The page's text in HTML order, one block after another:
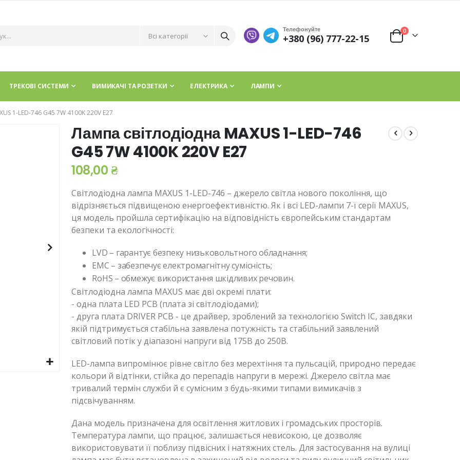
Телефонуйте
+380 (96) 777-22-15 Cart
0елементи
ТРЕКОВІ СИСТЕМИ ВИМИКАЧІ ТА РОЗЕТКИ ЕЛЕКТРИКА ЛАМПИ
1-LED-746 G45 7W 4100K 220V E27
Лампа світлодіодна MAXUS 1-LED-746
G45 7W 4100K 220V E27
108,00 ₴
Світлодіодна лампа MAXUS 1-LED-746 – джерело світла нового покоління, що
відрізняється підвищеною енергоефективністю. Як і всі LED-лампи 7-ї серії MAXUS,
ця модель пройшла сертифікацію на відповідність європейським стандартам
безпеки та екологічності:
LVD – гарантує безпеку низьковольтного обладнання;
EMC – забезпечує електромагнітну сумісність;
RoHS – обмежує використання шкідливих речовин.
Світлодіодна лампа MAXUS має дві окремі плати:
- одна плата LED PCB (плата зі світлодіодами);
- друга плата DRIVER PCB - це драйвер, зроблений за технологією Switch IC, завдяки
якій підтримується стабільна заявлена потужність та стабільний заявлений
світловий потік у діапазоні напруги від 175В до 250В.
LED-лампа випромінює рівне світло без мерехтіння та пульсацій, природно передає
кольори й відтінки, стійка до перепадів напруги в мережі. Джерело світла має
тривалий термін служби й є сумісним з будь-якими типами вимикачів з
підсвічуванням.
Дана модель призначена для освітлення житлових і громадських просторів.
Температура лампи, що працює, залишається невисокою, це дозволяє
використовувати її поблизу підвісних і натяжних стель. Для застосування на вулиці